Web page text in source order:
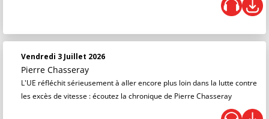
Vendredi 3 Juillet 2026
Pierre Chasseray
L'UE réfléchit sérieusement à aller encore plus loin dans la lutte contre
les excès de vitesse : écoutez la chronique de Pierre Chasseray